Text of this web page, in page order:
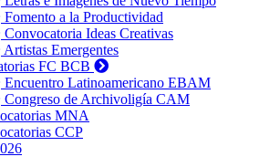
Fomento a la Productividad
Convocatoria Ideas Creativas
Artistas Emergentes
FC BCB
Encuentro Latinoamericano EBAM
Congreso de Archivoligía CAM
MNA
CCP